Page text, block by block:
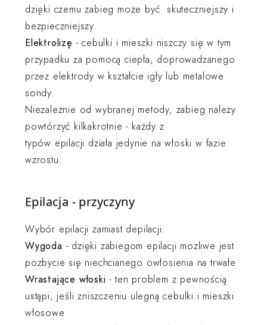
dzięki czemu zabieg może być skuteczniejszy i
bezpieczniejszy.
Elektrolizę - cebulki i mieszki niszczy się w tym
przypadku za pomocą ciepła, doprowadzanego
przez elektrody w kształcie igły lub metalowe
sondy.
Niezależnie od wybranej metody, zabieg należy
powtórzyć kilkakrotnie - każdy z
typów epilacji działa jedynie na włoski w fazie
wzrostu.
Epilacja - przyczyny
Wybór epilacji zamiast depilacji:
Wygoda - dzięki zabiegom epilacji możliwe jest
pozbycie się niechcianego owłosienia na trwałe
Wrastające włoski - ten problem z pewnością
ustąpi, jeśli zniszczeniu ulegną cebulki i mieszki
włosowe